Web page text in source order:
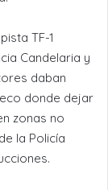
TF-1
Candelaria y
daban
donde dejar
zonas no
la Policía